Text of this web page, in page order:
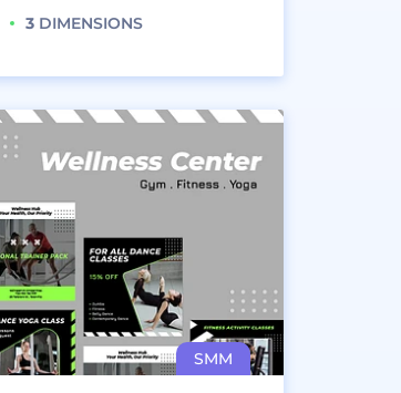
3DIMENSIONS